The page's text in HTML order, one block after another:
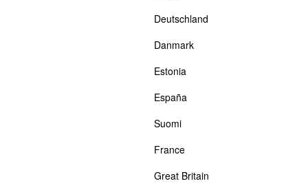
Deutschland
Danmark
Estonia
España
Suomi
France
Great Britain